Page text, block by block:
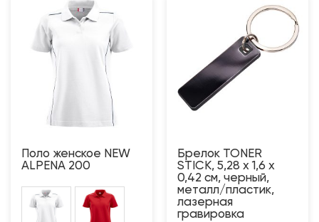
Поло женское NEW
ALPENA 200
Брелок TONER
STICK, 5,28 x 1,6 x
0,42 см, черный,
металл/пластик,
лазерная
гравировка